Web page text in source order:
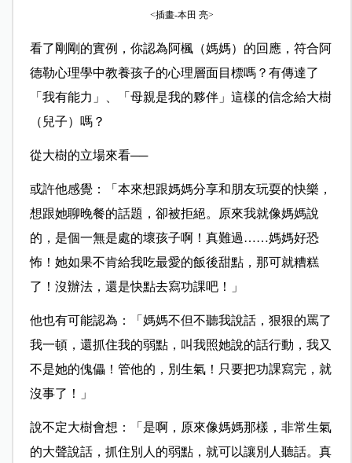
<插畫-本田 亮>
看了剛剛的實例，你認為阿楓（媽媽）的回應，符合阿
德勒心理學中教養孩子的心理層面目標嗎？有傳達了
「我有能力」、「母親是我的夥伴」這樣的信念給大樹
（兒子）嗎？
從大樹的立場來看──
或許他感覺：「本來想跟媽媽分享和朋友玩耍的快樂，
想跟她聊晚餐的話題，卻被拒絕。原來我就像媽媽說
的，是個一無是處的壞孩子啊！真難過……媽媽好恐
怖！她如果不肯給我吃最愛的飯後甜點，那可就糟糕
了！沒辦法，還是快點去寫功課吧！」
他也有可能認為：「媽媽不但不聽我說話，狠狠的罵了
我一頓，還抓住我的弱點，叫我照她說的話行動，我又
不是她的傀儡！管他的，別生氣！只要把功課寫完，就
沒事了！」
說不定大樹會想：「是啊，原來像媽媽那樣，非常生氣
的大聲說話，抓住別人的弱點，就可以讓別人聽話。真